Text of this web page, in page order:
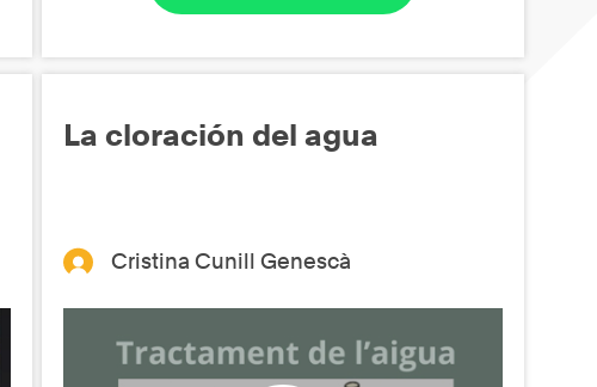
La cloración del agua
Cristina Cunill Genescà